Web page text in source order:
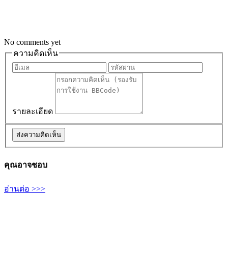
No comments yet
ความคิดเห็น
รายละเอียด
คุณอาจชอบ
อ่านต่อ >>>